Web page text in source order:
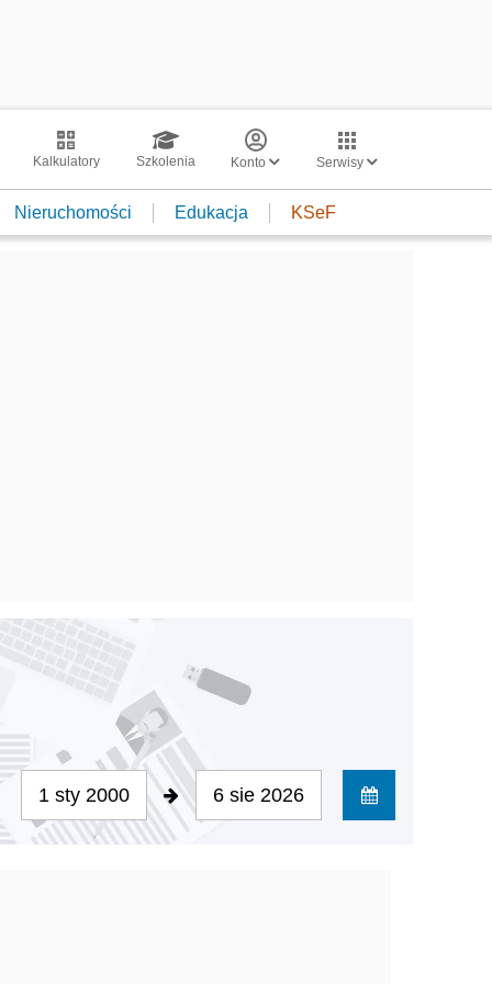
Kalkulatory Szkolenia Konto Serwisy
Nieruchomości Edukacja KSeF
1 sty 2000 6 sie 2026